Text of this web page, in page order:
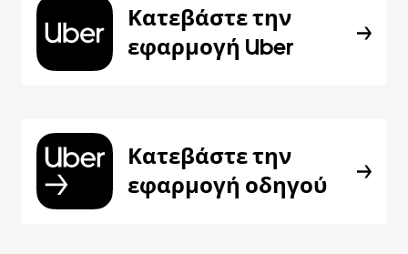
Κατεβάστε την
εφαρμογή Uber
Κατεβάστε την
εφαρμογή οδηγού